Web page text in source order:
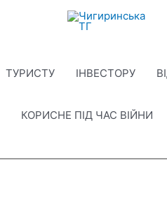
ТУРИСТУ ІНВЕСТОРУ
КОРИСНЕ ПІД ЧАС ВІЙНИ